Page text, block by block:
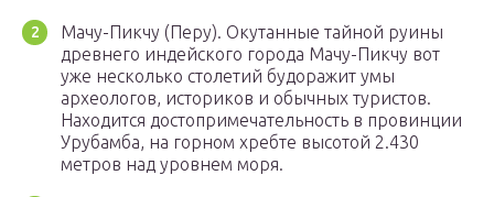
Мачу-Пикчу (Перу). Окутанные тайной руины
древнего индейского города Мачу-Пикчу вот
уже несколько столетий будоражит умы
археологов, историков и обычных туристов.
Находится достопримечательность в провинции
Урубамба, на горном хребте высотой 2.430
метров над уровнем моря.